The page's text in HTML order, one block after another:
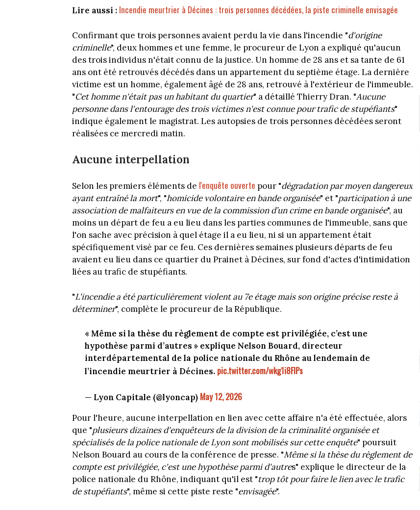
Lire aussi : Incendie meurtrier à Décines : trois personnes décédées, la piste criminelle envisagée
Confirmant que trois personnes avaient perdu la vie dans l'incendie "d'origine
criminelle", deux hommes et une femme, le procureur de Lyon a expliqué qu'aucun
des trois individus n'était connu de la justice. Un homme de 28 ans et sa tante de 61
ans ont été retrouvés décédés dans un appartement du septième étage. La dernière
victime est un homme, également âgé de 28 ans, retrouvé à l'extérieur de l'immeuble.
"Cet homme n'était pas un habitant du quartier" a détaillé Thierry Dran. "Aucune
personne dans l'entourage des trois victimes n'est connue pour trafic de stupéfiants"
indique également le magistrat. Les autopsies de trois personnes décédées seront
réalisées ce mercredi matin.
Aucune interpellation
Selon les premiers éléments de l'enquête ouverte pour "dégradation par moyen dangereux
ayant entraîné la mort", "homicide volontaire en bande organisée" et "participation à une
association de malfaiteurs en vue de la commission d’un crime en bande organisée", au
moins un départ de feu a eu lieu dans les parties communes de l'immeuble, sans que
l'on sache avec précision à quel étage il a eu lieu, ni si un appartement était
spécifiquement visé par ce feu. Ces dernières semaines plusieurs départs de feu
avaient eu lieu dans ce quartier du Prainet à Décines, sur fond d'actes d'intimidation
liées au trafic de stupéfiants.
"L'incendie a été particulièrement violent au 7e étage mais son origine précise reste à
déterminer", complète le procureur de la République.
« Même si la thèse du règlement de compte est privilégiée, c’est une
hypothèse parmi d’autres » explique Nelson Bouard, directeur
interdépartemental de la police nationale du Rhône au lendemain de
l’incendie meurtrier à Décines. pic.twitter.com/wkg1i8FIPs
— Lyon Capitale (@lyoncap) May 12, 2026
Pour l'heure, aucune interpellation en lien avec cette affaire n'a été effectuée, alors
que "plusieurs dizaines d'enquêteurs de la division de la criminalité organisée et
spécialisés de la police nationale de Lyon sont mobilisés sur cette enquête" poursuit
Nelson Bouard au cours de la conférence de presse. "Même si la thèse du règlement de
compte est privilégiée, c'est une hypothèse parmi d'autres" explique le directeur de la
police nationale du Rhône, indiquant qu'il est "trop tôt pour faire le lien avec le trafic
de stupéfiants", même si cette piste reste "envisagée".